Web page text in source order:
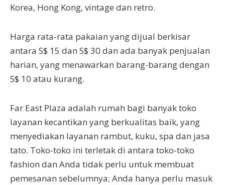
Korea, Hong Kong, vintage dan retro.
Harga rata-rata pakaian yang dijual berkisar
antara S$ 15 dan S$ 30 dan ada banyak penjualan
harian, yang menawarkan barang-barang dengan
S$ 10 atau kurang.
Far East Plaza adalah rumah bagi banyak toko
layanan kecantikan yang berkualitas baik, yang
menyediakan layanan rambut, kuku, spa dan jasa
tato. Toko-toko ini terletak di antara toko-toko
fashion dan Anda tidak perlu untuk membuat
pemesanan sebelumnya; Anda hanya perlu masuk